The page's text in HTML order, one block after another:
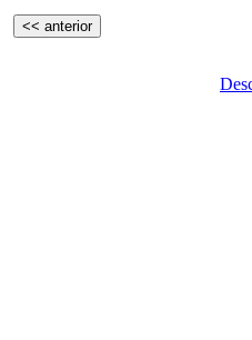
<< anterior